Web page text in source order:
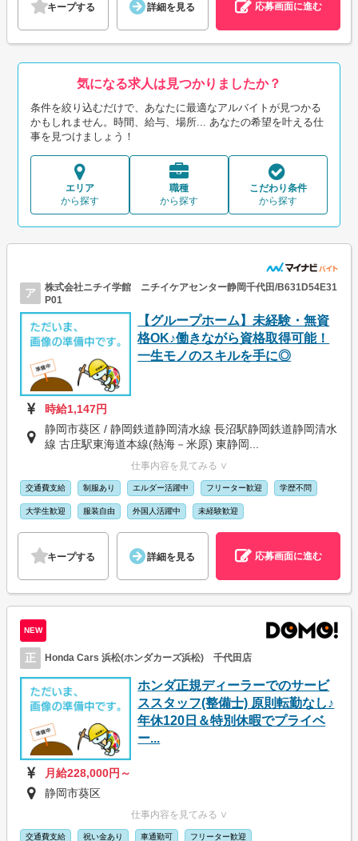
キープする 詳細を見る 応募画面に進む
気になる求人は見つかりましたか？
条件を絞り込むだけで、あなたに最適なアルバイトが見つかる
かもしれません。時間、給与、場所... あなたの希望を叶える仕
事を見つけましょう！
エリア
から探す
職種
から探す
こだわり条件
から探す
ア
株式会社ニチイ学館 ニチイケアセンター静岡千代田/B631D54E31
P01
【グループホーム】未経験・無資
格OK♪働きながら資格取得可能！
一生モノのスキルを手に◎
時給1,147円
静岡市葵区 / 静岡鉄道静岡清水線 長沼駅静岡鉄道静岡清水
線 古庄駅東海道本線(熱海－米原) 東静岡...
仕事内容を見てみる ∨
交通費支給 制服あり エルダー活躍中 フリーター歓迎 学歴不問
大学生歓迎 服装自由 外国人活躍中 未経験歓迎
キープする 詳細を見る 応募画面に進む
NEW
正 Honda Cars 浜松(ホンダカーズ浜松) 千代田店
ホンダ正規ディーラーでのサービ
ススタッフ(整備士) 原則転勤なし♪
年休120日＆特別休暇でプライベ
ー...
月給228,000円～
静岡市葵区
仕事内容を見てみる ∨
交通費支給 祝い金あり 車通勤可 フリーター歓迎